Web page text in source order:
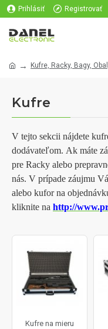
Prihlásiť Registrovať
Kufre, Racky, Bagy,
Kufre
V tejto sekcii nájdete
dodávateľom. Ak máte
pre Racky alebo
nás. V prípade záujmu
alebo kufor na
kliknite na http://
Kufre na mieru